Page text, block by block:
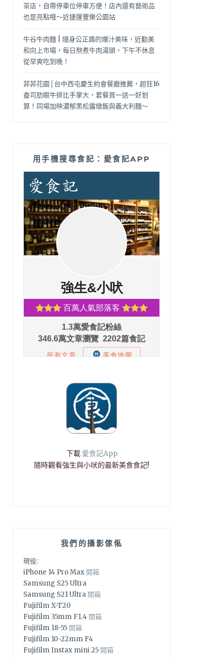
茶店，自帶停車位停車方便！店內還有藝術品
也是亮點哦～近捷運豐樂公園站
牛谷牛肉麵 | 隱身公正路的爆汁美味，近勤美
和向上市場，每日熬煮牛肉湯頭，下午不休息
從早爽吃到晚！
菲菲花園│台中西屯慶生約會餐廳推薦，超狂16
盎司肋眼牛排比手掌大，套餐買一送一好划
算！同場加映濃郁黑松露燉飯與義大利麵～
用手機搜尋食記：愛食記APP
下載 愛食記App
隨時觀看強生與小吠的最新美食食記!
我們的攝影傢俬
現役:
iPhone 14 Pro Max 開箱
Samsung S25 Ultra
Samsung S21 Ultra 開箱
Fujifilm X-T20
Fujifilm 35mm F1.4 開箱
Fujifilm 18-55 開箱
Fujifilm 10-22mm F4
Fujifilm Instax mini 25 開箱